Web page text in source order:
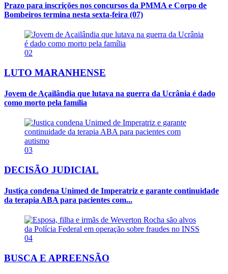
Prazo para inscrições nos concursos da PMMA e Corpo de
Bombeiros termina nesta sexta-feira (07)
02
LUTO MARANHENSE
Jovem de Açailândia que lutava na guerra da Ucrânia é dado
como morto pela família
03
DECISÃO JUDICIAL
Justiça condena Unimed de Imperatriz e garante continuidade
da terapia ABA para pacientes com...
04
BUSCA E APREENSÃO